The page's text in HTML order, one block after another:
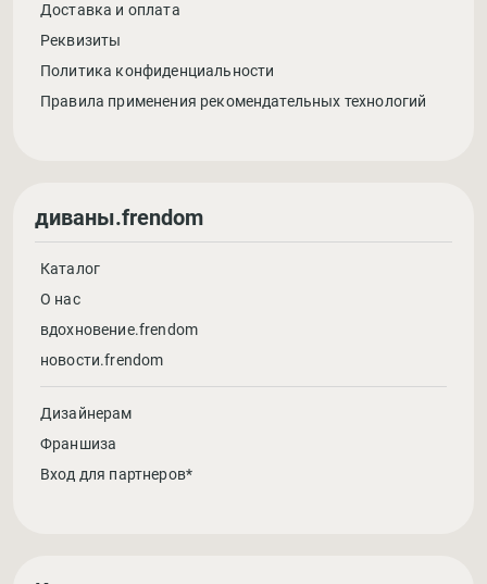
Доставка и оплата
Реквизиты
Политика конфиденциальности
Правила применения рекомендательных технологий
диваны.frendom
Каталог
О нас
вдохновение.frendom
новости.frendom
Дизайнерам
Франшиза
Вход для партнеров*